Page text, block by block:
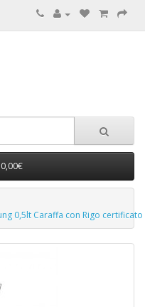
0,5lt Caraffa con Rigo certificato